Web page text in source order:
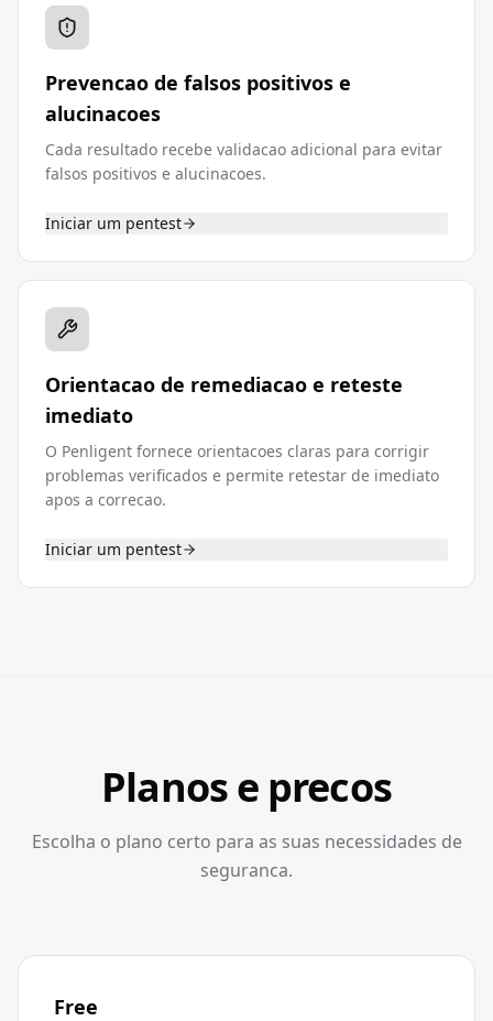
Prevencao de falsos positivos e
alucinacoes
Cada resultado recebe validacao adicional para evitar
falsos positivos e alucinacoes.
Iniciar um pentest
Orientacao de remediacao e reteste
imediato
O Penligent fornece orientacoes claras para corrigir
problemas verificados e permite retestar de imediato
apos a correcao.
Iniciar um pentest
Planos e precos
Escolha o plano certo para as suas necessidades de
seguranca.
Free